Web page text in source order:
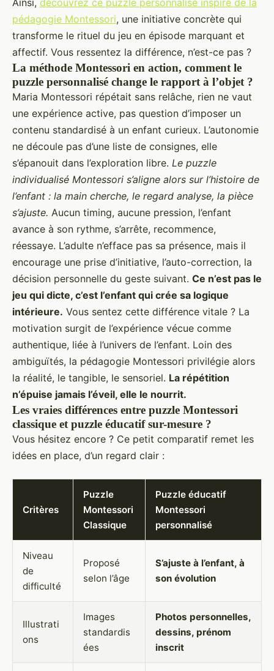
pédagogie Montessori, une initiative concrète qui
transforme le rituel du jeu en épisode marquant et
affectif. Vous ressentez la différence, n’est-ce pas ?
La méthode Montessori en action, comment le
puzzle personnalisé change le rapport à l’objet ?
Maria Montessori répétait sans relâche, rien ne vaut
une expérience active, pas question d’imposer un
contenu standardisé à un enfant curieux. L’autonomie
ne découle pas d’une liste de consignes, elle
s’épanouit dans l’exploration libre. Le puzzle
individualisé Montessori s’aligne alors sur l’histoire de
l’enfant : la main cherche, le regard analyse, la pièce
s’ajuste. Aucun timing, aucune pression, l’enfant
avance à son rythme, s’arrête, recommence,
réessaye. L’adulte n’efface pas sa présence, mais il
encourage une prise d’initiative, l’auto-correction, la
décision personnelle du geste suivant. Ce n’est pas le
jeu qui dicte, c’est l’enfant qui crée sa logique
intérieure. Vous sentez cette différence vitale ? La
motivation surgit de l’expérience vécue comme
authentique, liée à l’univers de l’enfant. Loin des
ambiguïtés, la pédagogie Montessori privilégie alors
la réalité, le tangible, le sensoriel. La répétition
n’épuise jamais l’éveil, elle le nourrit.
Les vraies différences entre puzzle Montessori
classique et puzzle éducatif sur-mesure ?
Vous hésitez encore ? Ce petit comparatif remet les
idées en place, d’un regard clair :
Critères
Puzzle
Montessori
Classique
Puzzle éducatif
Montessori
personnalisé
Niveau
de
difficulté
Proposé
selon l’âge
S’ajuste à l’enfant, à
son évolution
Illustrati
ons
Images
standardis
ées
Photos personnelles,
dessins, prénom
inscrit